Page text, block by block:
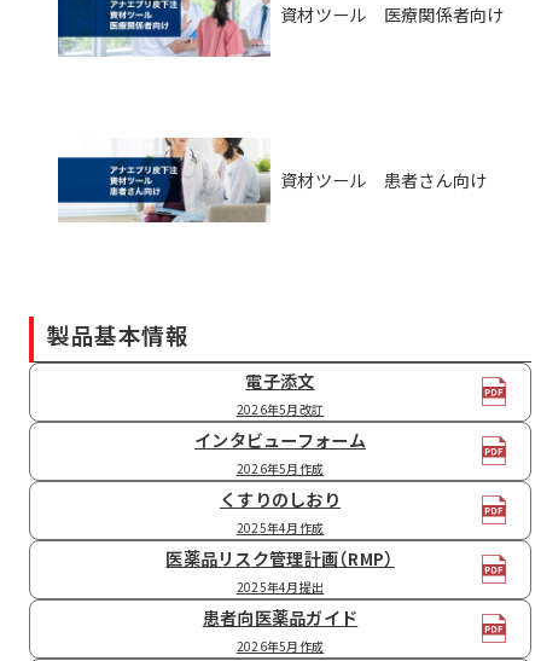
資材ツール 医療関係者向け
資材ツール 患者さん向け
製品基本情報
電子添文
2026年5月改訂
インタビューフォーム
2026年5月作成
くすりのしおり
2025年4月作成
医薬品リスク管理計画（RMP）
2025年4月提出
患者向医薬品ガイド
2026年5月作成